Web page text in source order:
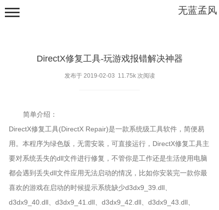
DirectX修复工具-玩游戏报错解决神器
发布于 2019-02-03 11.75k 次阅读
简单介绍：
DirectX修复工具(DirectX Repair)是一款系统级工具软件，简便易
用。本程序为绿色版，无需安装，可直接运行，DirectX修复工具主
要对系统丢失的dll文件进行修复，不管你是工作还是生活使用电脑
都会遇到丢失dll文件应用无法启动的情况，比如你安装完一款你最
喜欢的游戏在启动的时候提示系统缺少d3dx9_39.dll、
d3dx9_40.dll、d3dx9_41.dll、d3dx9_42.dll、d3dx9_43.dll、
无蓝孟风
首页
资源分享
教程资料
软件下载
电子产品
仪表表头